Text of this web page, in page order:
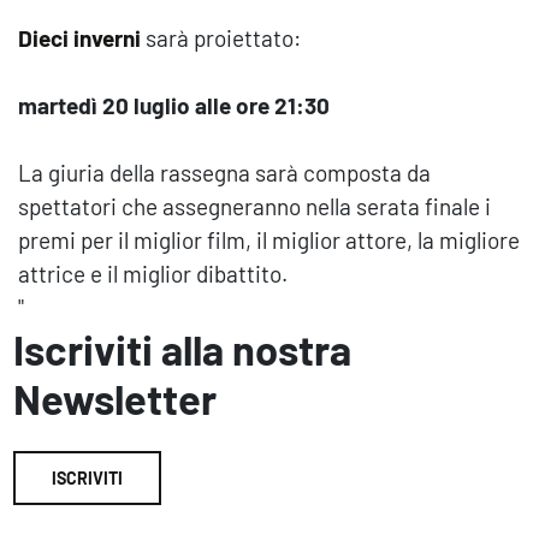
Dieci inverni sarà proiettato:
martedì 20 luglio alle ore 21:30
La giuria della rassegna sarà composta da
spettatori che assegneranno nella serata finale i
premi per il miglior film, il miglior attore, la migliore
attrice e il miglior dibattito.
"
Iscriviti alla nostra
Newsletter
ISCRIVITI